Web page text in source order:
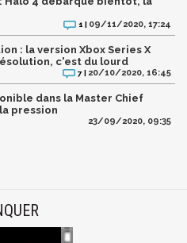
1 | 09/11/2020, 17:24
: la version Xbox Series X
c'est du lourd
7 | 20/10/2020, 16:45
dans la Master Chief
pression
23/09/2020, 09:35